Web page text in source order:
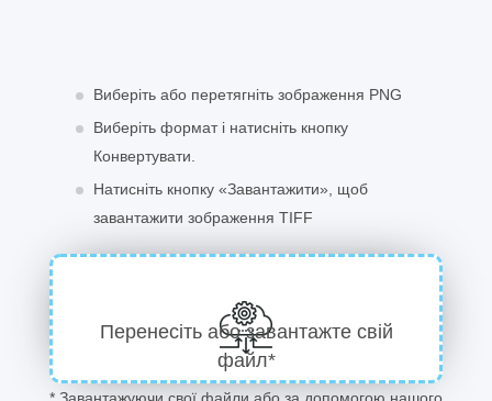
Виберіть або перетягніть зображення PNG
Виберіть формат і натисніть кнопку
Конвертувати.
Натисніть кнопку «Завантажити», щоб
завантажити зображення TIFF
Перенесіть або завантажте свій
файл*
* Завантажуючи свої файли або за допомогою нашого